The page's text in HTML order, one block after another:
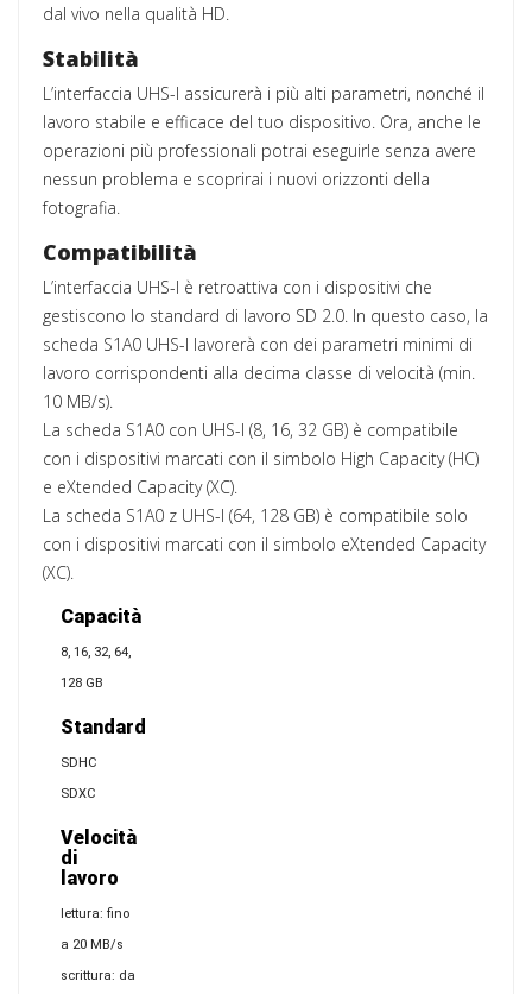
dal vivo nella qualità HD.
Stabilità
L’interfaccia UHS-I assicurerà i più alti parametri, nonché il
lavoro stabile e efficace del tuo dispositivo. Ora, anche le
operazioni più professionali potrai eseguirle senza avere
nessun problema e scoprirai i nuovi orizzonti della
fotografia.
Compatibilità
L’interfaccia UHS-I è retroattiva con i dispositivi che
gestiscono lo standard di lavoro SD 2.0. In questo caso, la
scheda S1A0 UHS-I lavorerà con dei parametri minimi di
lavoro corrispondenti alla decima classe di velocità (min.
10 MB/s).
La scheda S1A0 con UHS-I (8, 16, 32 GB) è compatibile
con i dispositivi marcati con il simbolo High Capacity (HC)
e eXtended Capacity (XC).
La scheda S1A0 z UHS-I (64, 128 GB) è compatibile solo
con i dispositivi marcati con il simbolo eXtended Capacity
(XC).
Capacità
8, 16, 32, 64,
128 GB
Standard
SDHC
SDXC
Velocità
di
lavoro
lettura: fino
a 20 MB/s
scrittura: da